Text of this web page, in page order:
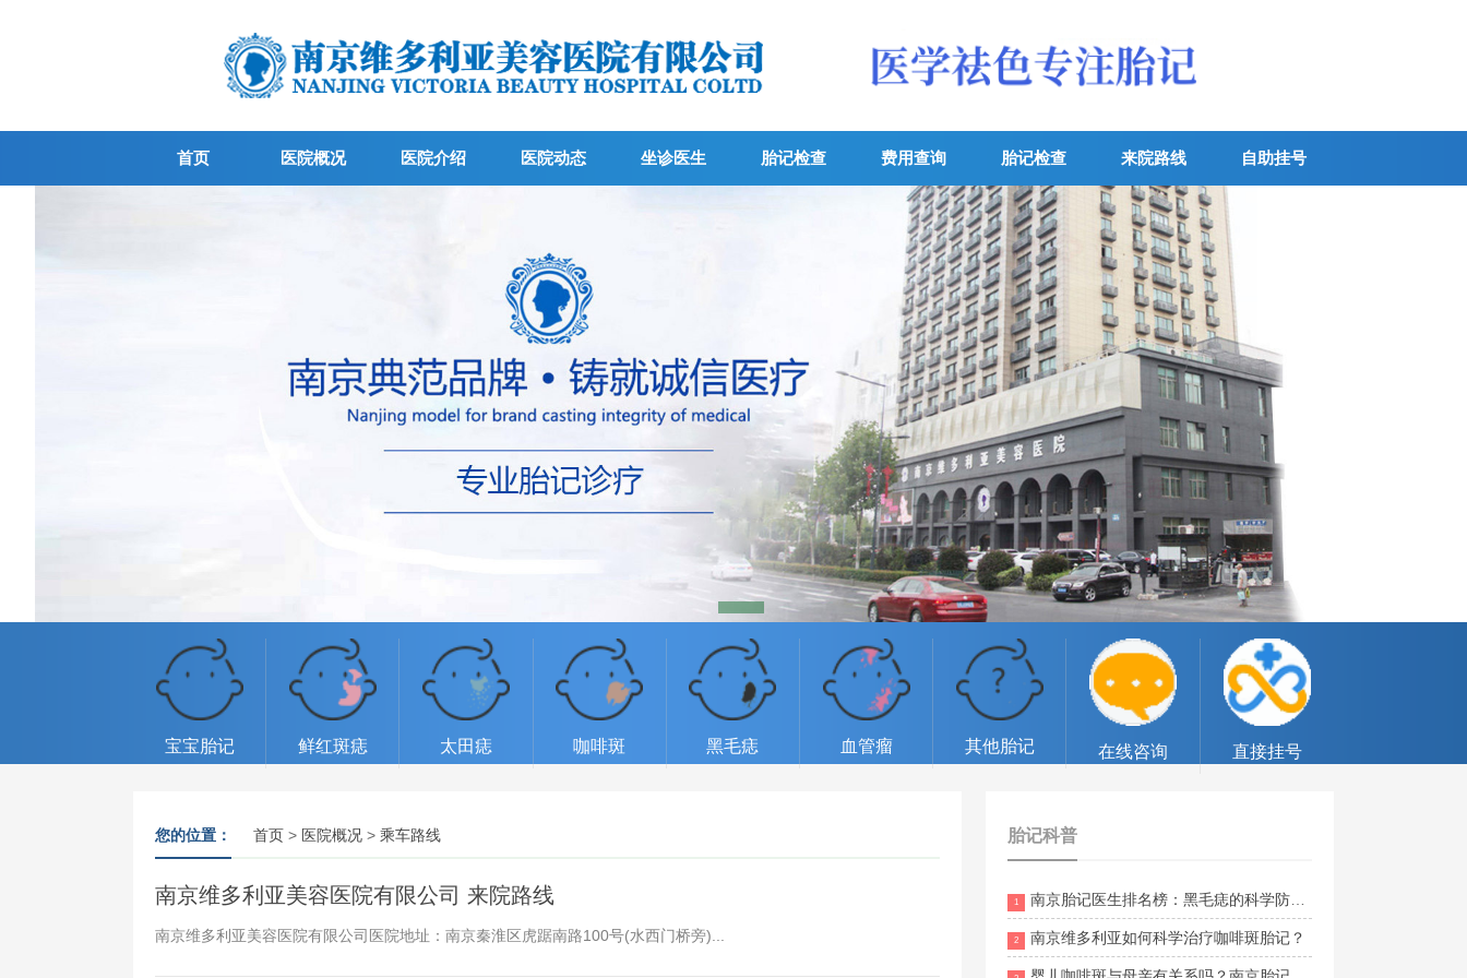
首页 医院概况 医院介绍 医院动态 坐诊医生 胎记检查 费用查询 胎记检查 来院路线 自助挂号
宝宝胎记 鲜红斑痣 太田痣 咖啡斑 黑毛痣 血管瘤 其他胎记 在线咨询 直接挂号
您的位置： 首页 > 医院概况 > 乘车路线
南京维多利亚美容医院有限公司 来院路线
南京维多利亚美容医院有限公司医院地址：南京秦淮区虎踞南路100号(水西门桥旁)...
胎记科普
1 南京胎记医生排名榜：黑毛痣的科学防护方法与注意事项
2 南京维多利亚如何科学治疗咖啡斑胎记？